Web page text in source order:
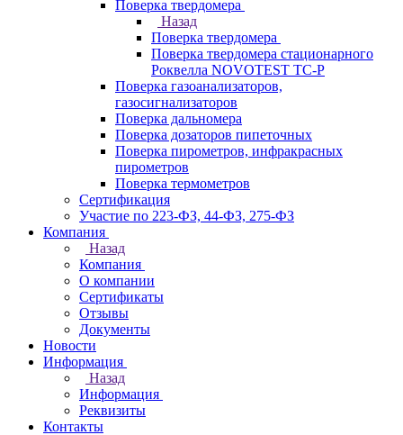
Поверка твердомера
Назад
Поверка твердомера
Поверка твердомера стационарного
Роквелла NOVOTEST TС-Р
Поверка газоанализаторов,
газосигнализаторов
Поверка дальномера
Поверка дозаторов пипеточных
Поверка пирометров, инфракрасных
пирометров
Поверка термометров
Сертификация
Участие по 223-ФЗ, 44-ФЗ, 275-ФЗ
Компания
Назад
Компания
О компании
Сертификаты
Отзывы
Документы
Новости
Информация
Назад
Информация
Реквизиты
Контакты